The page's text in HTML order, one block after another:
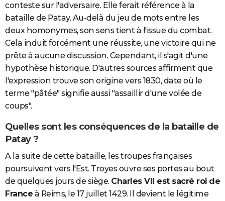
conteste sur l'adversaire. Elle ferait référence à la
bataille de Patay. Au-delà du jeu de mots entre les
deux homonymes, son sens tient à l'issue du combat.
Cela induit forcément une réussite, une victoire qui ne
prête à aucune discussion. Cependant, il s'agit d'une
hypothèse historique. D'autres sources affirment que
l'expression trouve son origine vers 1830, date où le
terme "pâtée" signifie aussi "assaillir d'une volée de
coups".
Quelles sont les conséquences de la bataille de
Patay ?
A la suite de cette bataille, les troupes françaises
poursuivent vers l'Est. Troyes ouvre ses portes au bout
de quelques jours de siège. Charles VII est sacré roi de
France à Reims, le 17 juillet 1429. Il devient le légitime